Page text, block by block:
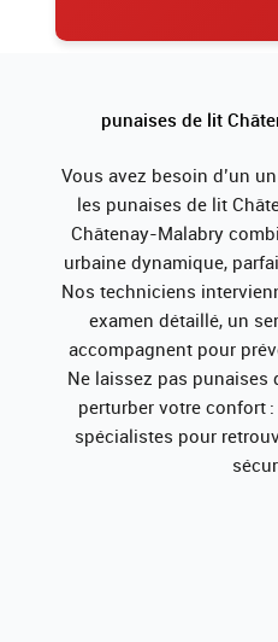
punaises de lit
Vous avez besoin d’un
les punaises de lit
Châtenay-Malabry
urbaine dynamique,
Nos techniciens
examen détaillé, un
accompagnent pour
Ne laissez pas
perturber votre confort
spécialistes pour